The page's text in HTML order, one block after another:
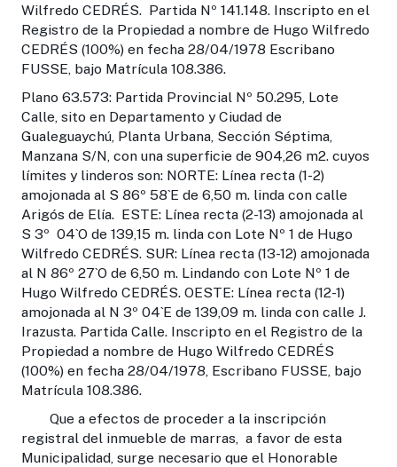
Wilfredo CEDRÉS. Partida Nº 141.148. Inscripto en el
Registro de la Propiedad a nombre de Hugo Wilfredo
CEDRÉS (100%) en fecha 28/04/1978 Escribano
FUSSE, bajo Matrícula 108.386.
Plano 63.573: Partida Provincial Nº 50.295, Lote
Calle, sito en Departamento y Ciudad de
Gualeguaychú, Planta Urbana, Sección Séptima,
Manzana S/N, con una superficie de 904,26 m2. cuyos
límites y linderos son: NORTE: Línea recta (1-2)
amojonada al S 86º 58`E de 6,50 m. linda con calle
Arigós de Elía. ESTE: Línea recta (2-13) amojonada al
S 3º 04`O de 139,15 m. linda con Lote Nº 1 de Hugo
Wilfredo CEDRÉS. SUR: Línea recta (13-12) amojonada
al N 86º 27`O de 6,50 m. Lindando con Lote Nº 1 de
Hugo Wilfredo CEDRÉS. OESTE: Línea recta (12-1)
amojonada al N 3º 04`E de 139,09 m. linda con calle J.
Irazusta. Partida Calle. Inscripto en el Registro de la
Propiedad a nombre de Hugo Wilfredo CEDRÉS
(100%) en fecha 28/04/1978, Escribano FUSSE, bajo
Matrícula 108.386.
Que a efectos de proceder a la inscripción
registral del inmueble de marras, a favor de esta
Municipalidad, surge necesario que el Honorable